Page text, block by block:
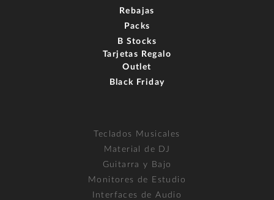
Rebajas
Packs
B Stocks
Tarjetas Regalo
Outlet
Black Friday
Teclados Musicales
Material de DJ
Guitarra y Bajo
Monitores de Estudio
Interfaces de Audio